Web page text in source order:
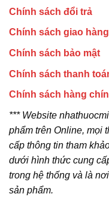
Chính sách đổi trả
Chính sách giao hàng
Chính sách bảo mật
Chính sách thanh
Chính sách hàng
*** Website
phẩm trên Online, mọi
cấp thông tin tham
dưới hình thức cung
trong hệ thống và là
sản phẩm.